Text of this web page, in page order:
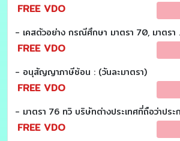
FREE VDO
- เคสตัว
FREE VDO
- อนุสัญญาภาษีซ้อน : (วันละมาตรา)
FREE VDO
FREE VDO